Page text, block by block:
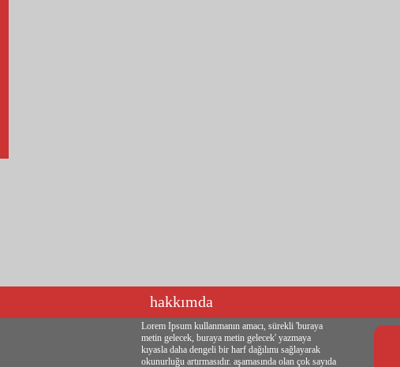
hakkımda
Lorem Ipsum kullanmanın amacı, sürekli 'buraya
metin gelecek, buraya metin gelecek' yazmaya
kıyasla daha dengeli bir harf dağılımı sağlayarak
okunurluğu artırmasıdır. aşamasında olan çok sayıda